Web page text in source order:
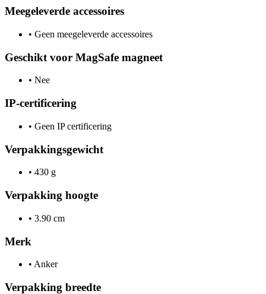
Meegeleverde accessoires
• Geen meegeleverde accessoires
Geschikt voor MagSafe magneet
• Nee
IP-certificering
• Geen IP certificering
Verpakkingsgewicht
• 430 g
Verpakking hoogte
• 3.90 cm
Merk
• Anker
Verpakking breedte